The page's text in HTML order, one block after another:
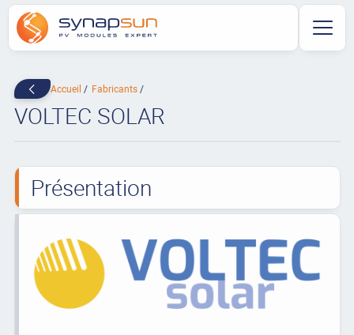
Accueil Fabricants
VOLTEC SOLAR
Présentation